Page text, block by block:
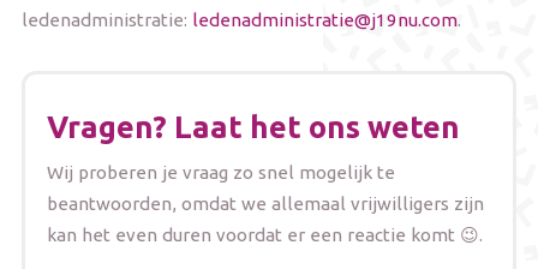
Onze afdelingen
Over J19nu
ledenadministratie: ledenadministratie@j19nu.com.
this
field
blank
Vragen? Laat het ons weten
Wij proberen je vraag zo snel mogelijk te
beantwoorden, omdat we allemaal vrijwilligers zijn
kan het even duren voordat er een reactie komt 😉.